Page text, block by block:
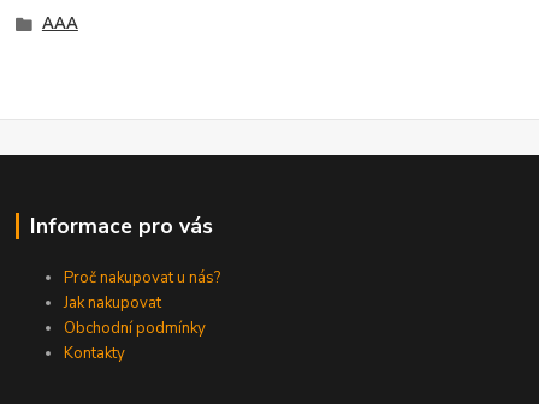
AAA
Informace pro vás
Proč nakupovat u nás?
Jak nakupovat
Obchodní podmínky
Kontakty